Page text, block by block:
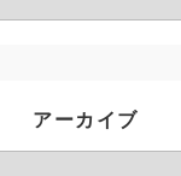
アーカイブ